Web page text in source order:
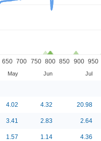
650 700 750 800 850 900 950
May Jun Jul
4.02 4.32 20.98
3.41 2.83 2.64
1.57 1.14 4.36